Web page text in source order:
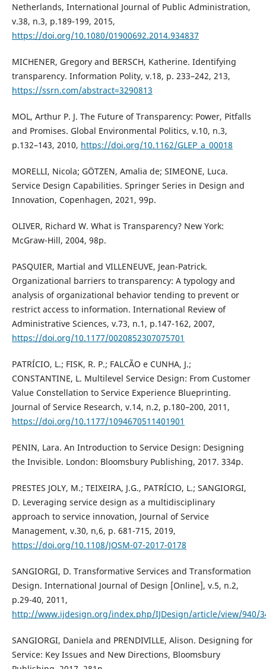
Netherlands, International Journal of Public Administration,
v.38, n.3, p.189-199, 2015,
https://doi.org/10.1080/01900692.2014.934837
MICHENER, Gregory and BERSCH, Katherine. Identifying
transparency. Information Polity, v.18, p. 233–242, 213,
https://ssrn.com/abstract=3290813
MOL, Arthur P. J. The Future of Transparency: Power, Pitfalls
and Promises. Global Environmental Politics, v.10, n.3,
p.132–143, 2010, https://doi.org/10.1162/GLEP_a_00018
MORELLI, Nicola; GÖTZEN, Amalia de; SIMEONE, Luca.
Service Design Capabilities. Springer Series in Design and
Innovation, Copenhagen, 2021, 99p.
OLIVER, Richard W. What is Transparency? New York:
McGraw-Hill, 2004, 98p.
PASQUIER, Martial and VILLENEUVE, Jean-Patrick.
Organizational barriers to transparency: A typology and
analysis of organizational behavior tending to prevent or
restrict access to information. International Review of
Administrative Sciences, v.73, n.1, p.147-162, 2007,
https://doi.org/10.1177/0020852307075701
PATRÍCIO, L.; FISK, R. P.; FALCÃO e CUNHA, J.;
CONSTANTINE, L. Multilevel Service Design: From Customer
Value Constellation to Service Experience Blueprinting.
Journal of Service Research, v.14, n.2, p.180–200, 2011,
https://doi.org/10.1177/1094670511401901
PENIN, Lara. An Introduction to Service Design: Designing
the Invisible. London: Bloomsbury Publishing, 2017. 334p.
PRESTES JOLY, M.; TEIXEIRA, J.G., PATRÍCIO, L.; SANGIORGI,
D. Leveraging service design as a multidisciplinary
approach to service innovation, Journal of Service
Management, v.30, n,6, p. 681-715, 2019,
https://doi.org/10.1108/JOSM-07-2017-0178
SANGIORGI, D. Transformative Services and Transformation
Design. International Journal of Design [Online], v.5, n.2,
p.29-40, 2011,
http://www.ijdesign.org/index.php/IJDesign/article/view/940/
SANGIORGI, Daniela and PRENDIVILLE, Alison. Designing for
Service: Key Issues and New Directions, Bloomsbury